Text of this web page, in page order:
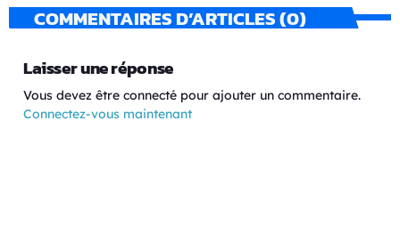
COMMENTAIRES D’ARTICLES (0)
Laisser une réponse
Vous devez être connecté pour ajouter un commentaire.
Connectez-vous maintenant